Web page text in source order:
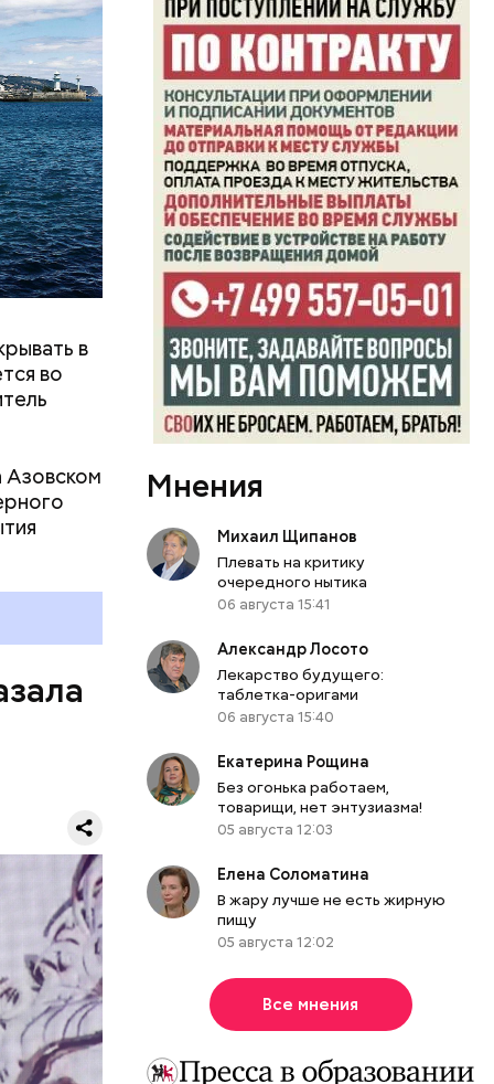
в
во
Азовском
это была
она
с
в
своей
Мнения
Михаил Щипанов
Плевать на критику
очередного нытика
06 августа 15:41
Александр Лосото
Лекарство будущего:
таблетка-оригами
06 августа 15:40
Екатерина Рощина
Без огонька работаем,
товарищи, нет энтузиазма!
05 августа 12:03
Елена Соломатина
В жару лучше не есть жирную
пищу
05 августа 12:02
Все мнения